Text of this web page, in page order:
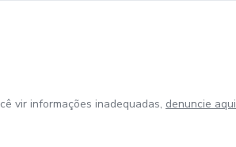
vir informações inadequadas, denuncie aqui